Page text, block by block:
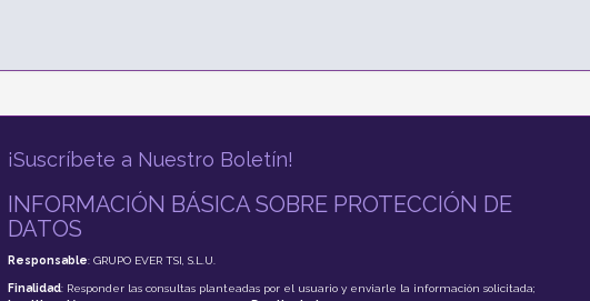
¡Suscríbete a Nuestro Boletín!
INFORMACIÓN BÁSICA SOBRE PROTECCIÓN DE
DATOS
Responsable: GRUPO EVER TSI, S.L.U.
Finalidad: Responder las consultas planteadas por el usuario y enviarle la información solicitada;